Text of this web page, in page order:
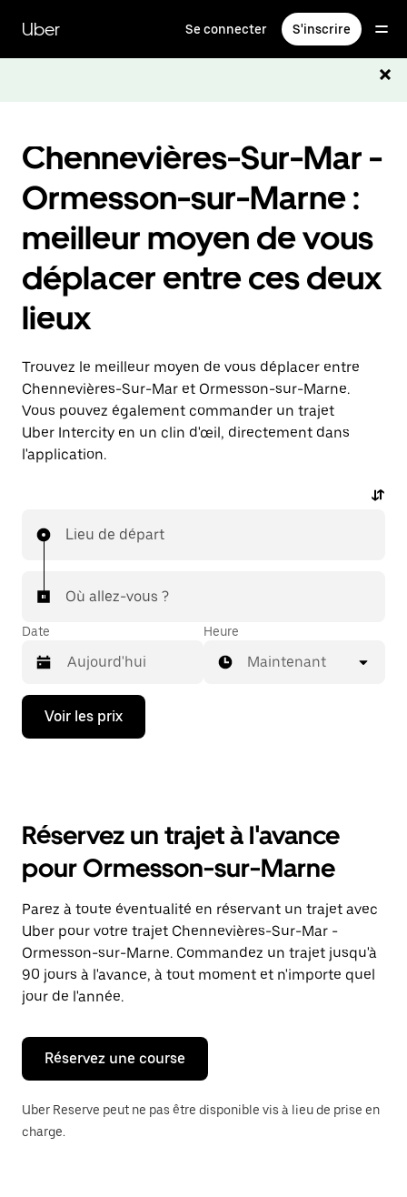
contenu
principal
Uber Se connecter S'inscrire
Chennevières-Sur-Mar -
Ormesson-sur-Marne :
meilleur moyen de vous
déplacer entre ces deux
lieux
Trouvez le meilleur moyen de vous déplacer entre
Chennevières-Sur-Mar et Ormesson-sur-Marne.
Vous pouvez également commander un trajet
Uber Intercity en un clin d'œil, directement dans
l'application.
Lieu de départ
Où allez-vous ?
Date
Appuyez
la
ouvrir
calendrier
et
sélectionner
une
date.
Appuyez
sur
la
touche
pour
fermer
calendrier.
Heure
Maintenant
Voir les prix
Réservez un trajet à l'avance
pour Ormesson-sur-Marne
Parez à toute éventualité en réservant un trajet avec
Uber pour votre trajet Chennevières-Sur-Mar -
Ormesson-sur-Marne. Commandez un trajet jusqu'à
90 jours à l'avance, à tout moment et n'importe quel
jour de l'année.
Réservez une course
Uber Reserve peut ne pas être disponible vis à lieu de prise en
charge.